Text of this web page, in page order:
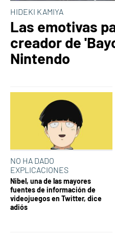
HIDEKI KAMIYA
Las emotivas
creador de
Nintendo
NO HA DADO
EXPLICACIONES
Nibel, una de las mayores
fuentes de información de
videojuegos en Twitter, dice
adiós